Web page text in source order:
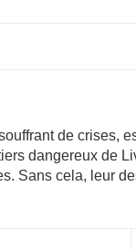
de crises,
dangereux de
Sans cela, leur